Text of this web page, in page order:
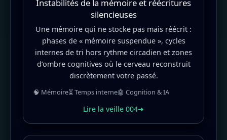
Instabilités de la mémoire et réécritures
silencieuses
Une mémoire qui ne stocke pas mais réécrit :
phases de « mémoire suspendue », cycles
internes de tri hors rythme circadien et zones
d’ombre cognitives où le cerveau reconstruit
discrètement votre passé.
🧠 Mémoire⏳ Temps interne🤖 Cognition & IA
Lire la veille 004➜